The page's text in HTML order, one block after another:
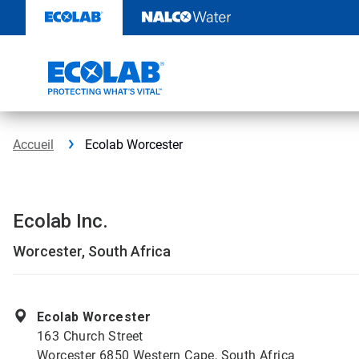
contenu
Accueil Ecolab Worcester
Ecolab Inc.
Worcester, South Africa
Ecolab Worcester
163 Church Street
Worcester 6850 Western Cape, South Africa